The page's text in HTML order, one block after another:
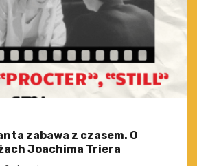
zabawa z czasem. O
Joachima Triera